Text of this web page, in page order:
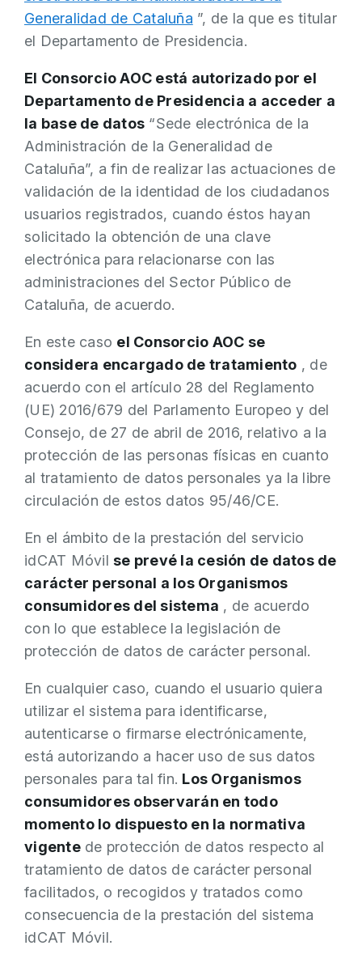
Generalidad de Cataluña ”, de la que es titular
el Departamento de Presidencia.
El Consorcio AOC está autorizado por el
Departamento de Presidencia a acceder a
la base de datos “Sede electrónica de la
Administración de la Generalidad de
Cataluña”, a fin de realizar las actuaciones de
validación de la identidad de los ciudadanos
usuarios registrados, cuando éstos hayan
solicitado la obtención de una clave
electrónica para relacionarse con las
administraciones del Sector Público de
Cataluña, de acuerdo.
En este caso el Consorcio AOC se
considera encargado de tratamiento , de
acuerdo con el artículo 28 del Reglamento
(UE) 2016/679 del Parlamento Europeo y del
Consejo, de 27 de abril de 2016, relativo a la
protección de las personas físicas en cuanto
al tratamiento de datos personales ya la libre
circulación de estos datos 95/46/CE.
En el ámbito de la prestación del servicio
idCAT Móvil se prevé la cesión de datos de
carácter personal a los Organismos
consumidores del sistema , de acuerdo
con lo que establece la legislación de
protección de datos de carácter personal.
En cualquier caso, cuando el usuario quiera
utilizar el sistema para identificarse,
autenticarse o firmarse electrónicamente,
está autorizando a hacer uso de sus datos
personales para tal fin. Los Organismos
consumidores observarán en todo
momento lo dispuesto en la normativa
vigentede protección de datos respecto al
tratamiento de datos de carácter personal
facilitados, o recogidos y tratados como
consecuencia de la prestación del sistema
idCAT Móvil.